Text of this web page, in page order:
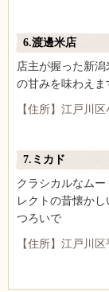
6.渡邊米店
店主が握った新
の甘みを味わえ
【住所】江戸川
7.ミカド
クラシカルなム
レクトの昔懐か
つろいで
【住所】江戸川